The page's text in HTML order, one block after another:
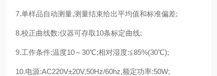
7.单样品自动测量,测量结束给出平均值和标准偏差;
8.校正曲线数:仪器可存取10条标定曲线;
9.工作条件:温度10～30℃;相对湿度:≦85%(30℃);
10.电源:AC220V±20V,50Hz/60hz,额定功率:50W;